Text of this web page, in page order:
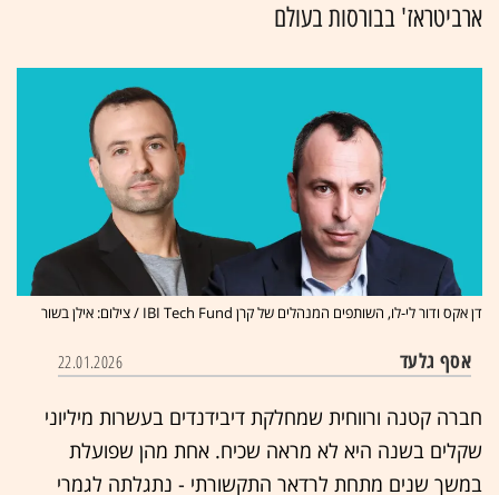
ארביטראז' בבורסות בעולם
דן אקס ודור לי-לו, השותפים המנהלים של קרן IBI Tech Fund / צילום: אילן בשור
אסף גלעד 22.01.2026
חברה קטנה ורווחית שמחלקת דיבידנדים בעשרות מיליוני
שקלים בשנה היא לא מראה שכיח. אחת מהן שפועלת
במשך שנים מתחת לרדאר התקשורתי - נתגלתה לגמרי